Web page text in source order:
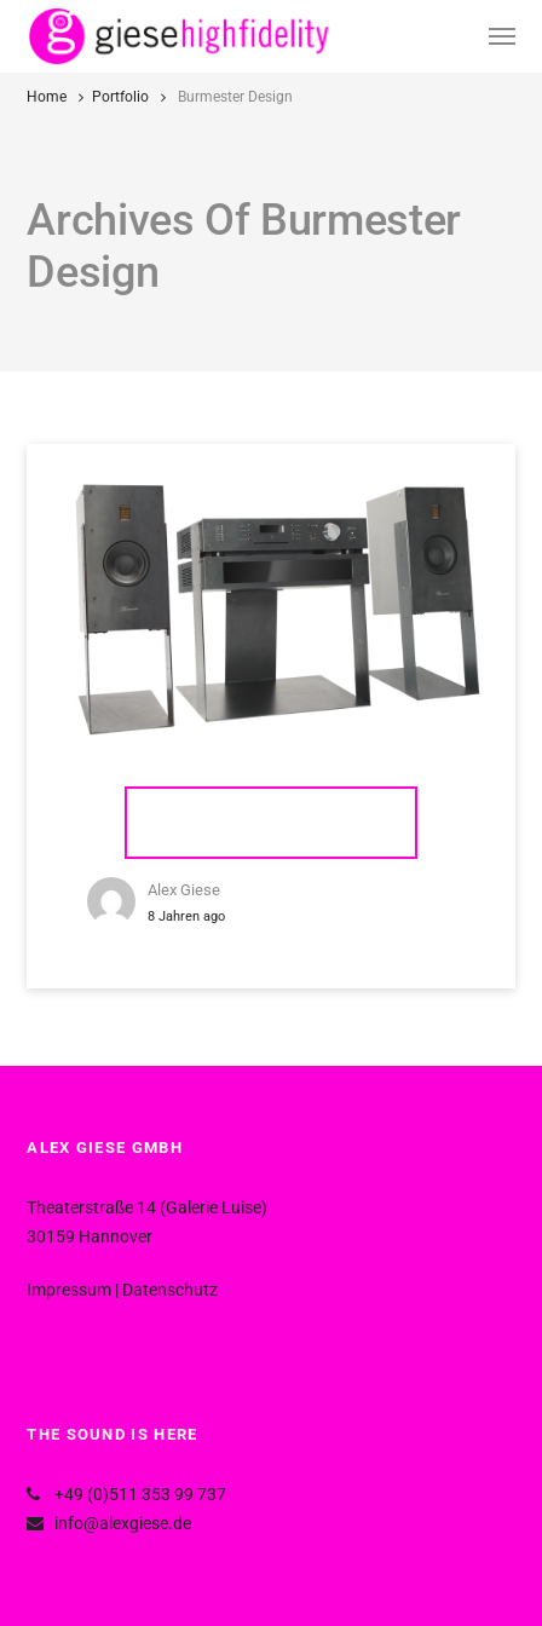
Home Portfolio Burmester Design
Archives Of Burmester
Design
Alex Giese
8 Jahren ago
ALEX GIESE GMBH
Theaterstraße 14 (Galerie Luise)
30159 Hannover
Impressum | Datenschutz
THE SOUND IS HERE
+49 (0)511 353 99 737
info@alexgiese.de